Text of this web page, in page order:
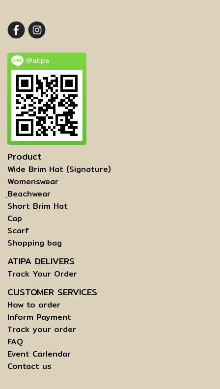
@atipa
Product
Wide Brim Hat (Signature)
Womenswear
ฺBeachwear
Short Brim Hat
Cap
Scarf
Shopping bag
ATIPA DELIVERS
Track Your Order
CUSTOMER SERVICES
How to order
Inform Payment
Track your order
FAQ
Event Carlendar
Contact us